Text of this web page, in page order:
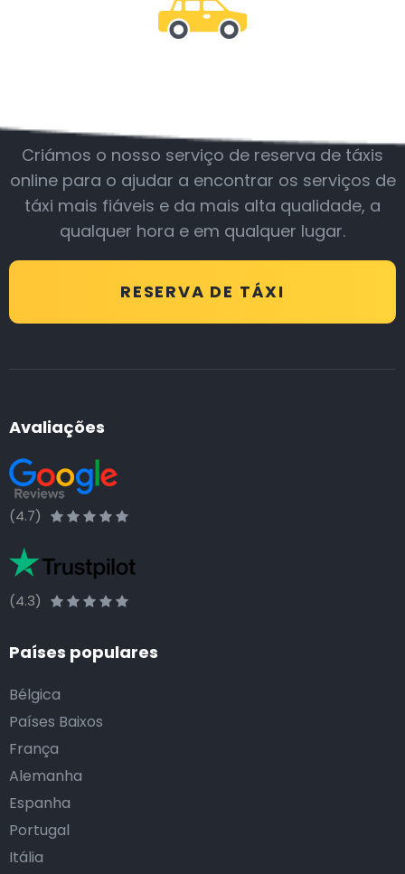
Criámos o nosso serviço de reserva de táxis
online para o ajudar a encontrar os serviços de
táxi mais fiáveis e da mais alta qualidade, a
qualquer hora e em qualquer lugar.
RESERVA DE TÁXI
Avaliações
(4.7)
(4.3)
Países populares
Bélgica
Países Baixos
França
Alemanha
Espanha
Portugal
Itália